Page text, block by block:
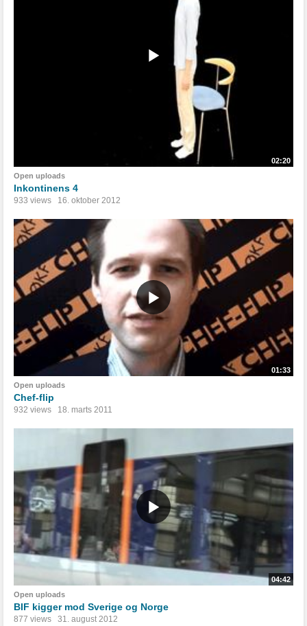
02:20
Open uploads
Inkontinens 4
933 views 16. oktober 2012
01:33
Open uploads
Chef-flip
932 views 18. marts 2011
04:42
Open uploads
BIF kigger mod Sverige og Norge
877 views 31. august 2012